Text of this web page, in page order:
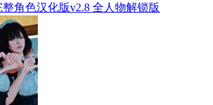
角色汉化版v2.8 全人物解锁版